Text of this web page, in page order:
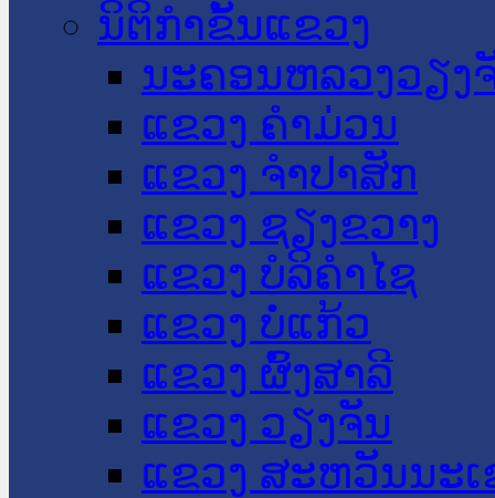
ນິຕິກໍາຂັ້ນແຂວງ
ນະ​ຄອນ​ຫລວງວຽງ
ແຂວງ ຄໍາມ່ວນ
ແຂວງ ຈໍາປາສັກ
ແຂວງ ຊຽງຂວາງ
ແຂວງ ບໍລິຄໍາໄຊ
ແຂວງ ບໍ່ແກ້ວ
ແຂວງ ຜົ້ງສາລີ
ແຂວງ ວຽງຈັນ
ແຂວງ ສະຫວັນນະ